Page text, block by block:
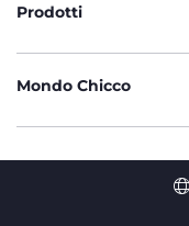
Prodotti
Mondo Chicco